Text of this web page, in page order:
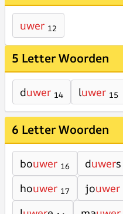
uwer 12
5 Letter Woorden
duwer 14 luwer 15
6 Letter Woorden
bouwer 16 duwers
houwer 17 jouwer